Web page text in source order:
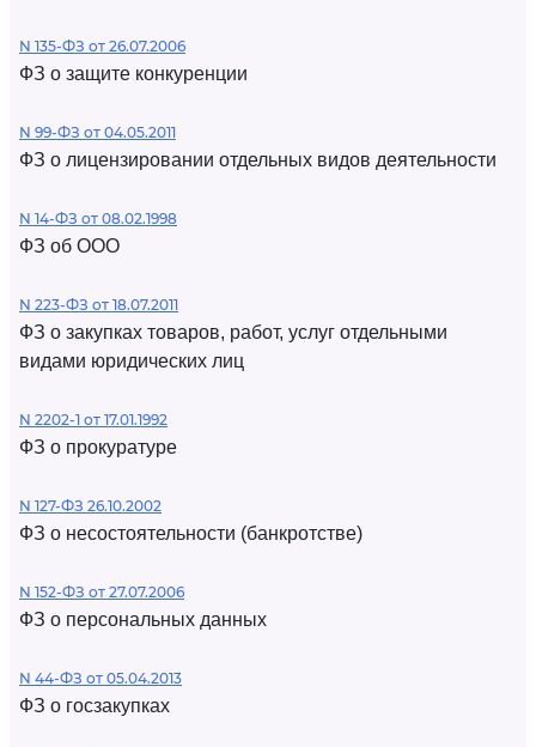
N 135-ФЗ от 26.07.2006
ФЗ о защите конкуренции
N 99-ФЗ от 04.05.2011
ФЗ о лицензировании отдельных видов деятельности
N 14-ФЗ от 08.02.1998
ФЗ об ООО
N 223-ФЗ от 18.07.2011
ФЗ о закупках товаров, работ, услуг отдельными
видами юридических лиц
N 2202-1 от 17.01.1992
ФЗ о прокуратуре
N 127-ФЗ 26.10.2002
ФЗ о несостоятельности (банкротстве)
N 152-ФЗ от 27.07.2006
ФЗ о персональных данных
N 44-ФЗ от 05.04.2013
ФЗ о госзакупках